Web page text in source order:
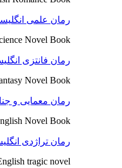
رمان علمی
Novel Book
رمان فانتزی
Novel Book
رمان معمایی و
Novel Book
رمان تراژدی
tragic novel